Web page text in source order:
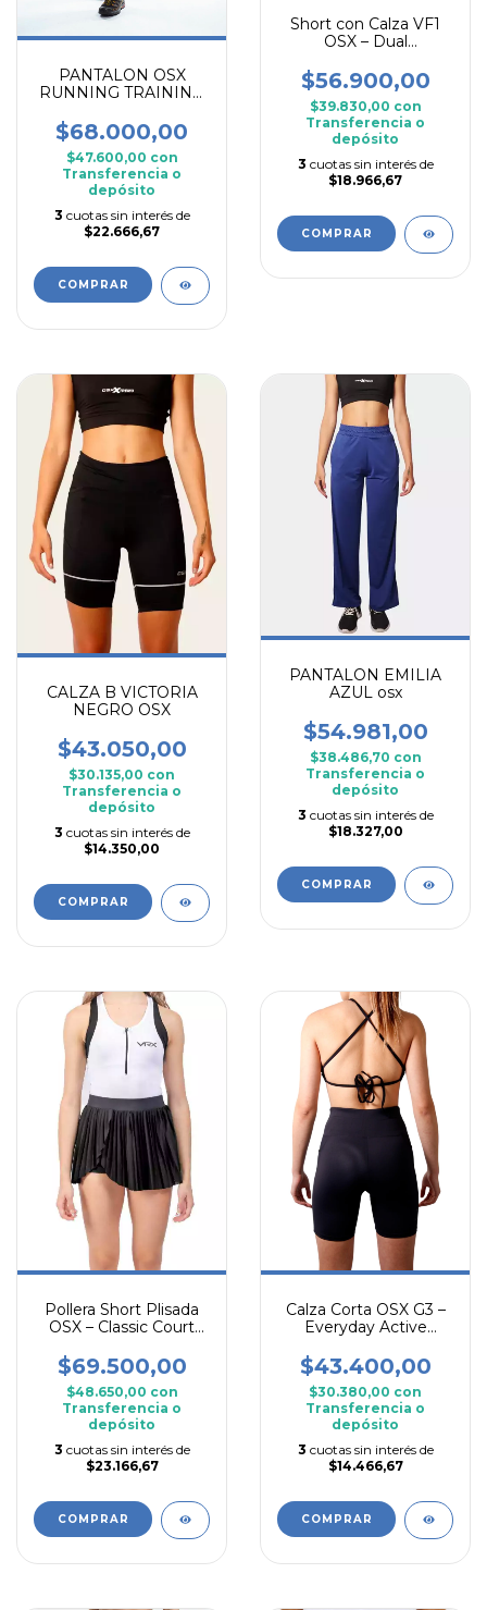
PANTALON OSX
RUNNING TRAINING
$68.000,00
$47.600,00 con
Transferencia o
depósito
3 cuotas sin interés de
$22.666,67
COMPRAR
Short con Calza VF1
OSX – Dual
$56.900,00
$39.830,00 con
Transferencia o
depósito
3 cuotas sin interés de
$18.966,67
COMPRAR
CALZA B VICTORIA
NEGRO OSX
$43.050,00
$30.135,00 con
Transferencia o
depósito
3 cuotas sin interés de
$14.350,00
COMPRAR
PANTALON EMILIA
AZUL osx
$54.981,00
$38.486,70 con
Transferencia o
depósito
3 cuotas sin interés de
$18.327,00
COMPRAR
Pollera Short Plisada
OSX – Classic Court
$69.500,00
$48.650,00 con
Transferencia o
depósito
3 cuotas sin interés de
$23.166,67
COMPRAR
Calza Corta OSX G3 –
Everyday Active
$43.400,00
$30.380,00 con
Transferencia o
depósito
3 cuotas sin interés de
$14.466,67
COMPRAR